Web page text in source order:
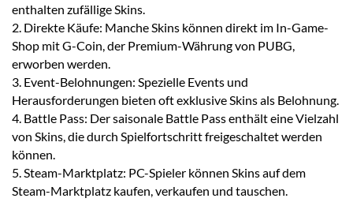
enthalten zufällige Skins.
2. Direkte Käufe: Manche Skins können direkt im In-Game-
Shop mit G-Coin, der Premium-Währung von PUBG,
erworben werden.
3. Event-Belohnungen: Spezielle Events und
Herausforderungen bieten oft exklusive Skins als Belohnung.
4. Battle Pass: Der saisonale Battle Pass enthält eine Vielzahl
von Skins, die durch Spielfortschritt freigeschaltet werden
können.
5. Steam-Marktplatz: PC-Spieler können Skins auf dem
Steam-Marktplatz kaufen, verkaufen und tauschen.